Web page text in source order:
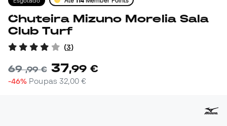
Chuteira Mizuno Morelia Sala
Club Turf
(3)
69,99 € 37,99 €
-46% Poupas 32,00 €